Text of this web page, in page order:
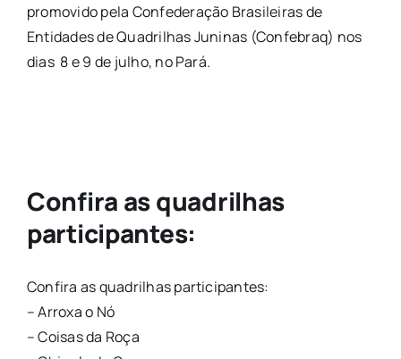
promovido pela Confederação Brasileiras de
Entidades de Quadrilhas Juninas (Confebraq) nos
dias 8 e 9 de julho, no Pará.
Confira as quadrilhas
participantes:
Confira as quadrilhas participantes:
– Arroxa o Nó
– Coisas da Roça